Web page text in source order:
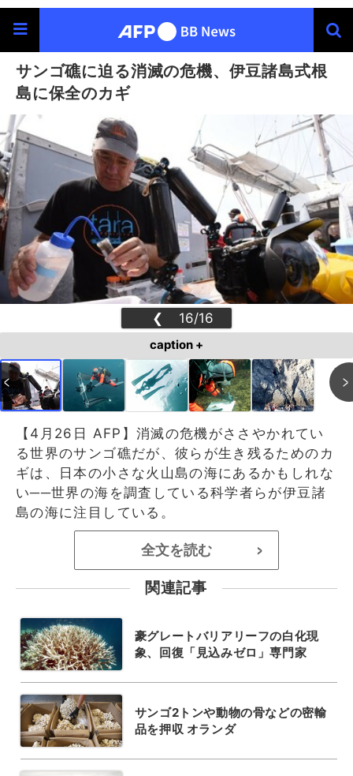
サンゴ礁に迫る消滅の危機、伊豆諸島式根
島に保全のカギ
❮
16/16
❯
caption +
【4月26日 AFP】消滅の危機がささやかれてい
る世界のサンゴ礁だが、彼らが生き残るためのカ
ギは、日本の小さな火山島の海にあるかもしれな
い──世界の海を調査している科学者らが伊豆諸
島の海に注目している。
全文を読む >
関連記事
豪グレートバリアリーフの白化現
象、回復「見込みゼロ」専門家
サンゴ2トンや動物の骨などの密輸
品を押収 オランダ